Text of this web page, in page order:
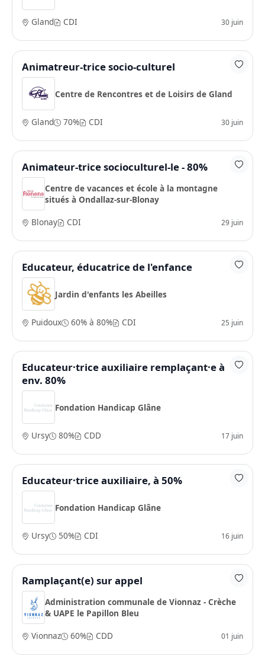
Gland CDI 30 juin
Animatreur-trice socio-culturel
Centre de Rencontres et de Loisirs de Gland
Gland 70% CDI 30 juin
Animateur-trice socioculturel-le - 80%
Centre de vacances et école à la montagne
situés à Ondallaz-sur-Blonay
Blonay
CDI 29 juin
Educateur, éducatrice de l'enfance
Jardin d'enfants les Abeilles
Puidoux 60% à 80% CDI 25 juin
Educateur·trice auxiliaire remplaçant·e à
env. 80%
Fondation Handicap Glâne
Ursy 80% CDD 17 juin
Educateur·trice auxiliaire, à 50%
Fondation Handicap Glâne
Ursy 50% CDI 16 juin
Ramplaçant(e) sur appel
Administration communale de Vionnaz - Crèche
& UAPE le Papillon Bleu
Vionnaz
60% CDD 01 juin